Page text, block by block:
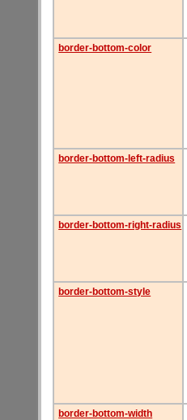
border-bottom-color
border-bottom-left-radius
border-bottom-right-radius
border-bottom-style
border-bottom-width